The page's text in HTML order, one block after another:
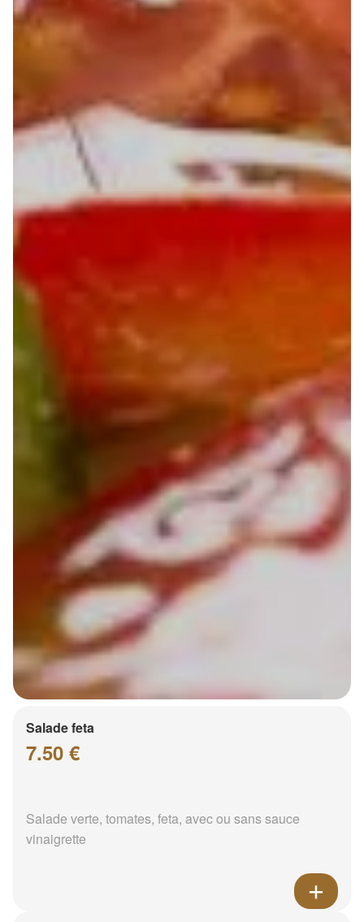
Salade feta
7.50 €
Salade verte, tomates, feta, avec ou sans sauce
vinaigrette